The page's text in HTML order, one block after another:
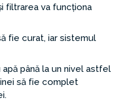
filtrarea va funcționa
fie curat, iar sistemul
până la un nivel astfel
să fie complet